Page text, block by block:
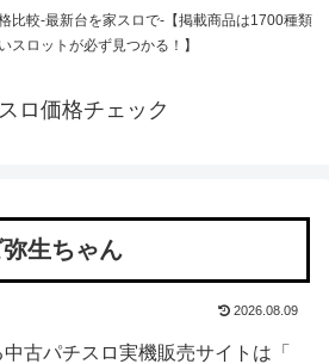
比較-最新台を家スロで-【掲載商品は1700種類
スロットが必ず見つかる！】
ロ価格チェック
生ちゃん
2026.08.09
古パチスロ実機販売サイトは「